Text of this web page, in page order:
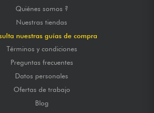
Quiénes somos ?
Nuestras tiendas
nuestras guías de compra
Términos y condiciones
Preguntas frecuentes
Datos personales
Ofertas de trabajo
Blog